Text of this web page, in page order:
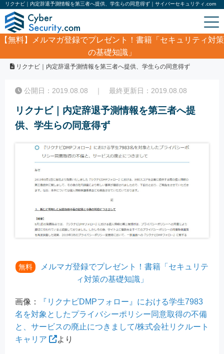
リクナビ｜内定辞退予測情報を第三者へ提供、学生らの同意得ず｜サイバーセキュリティ.com
【無料】
メルマガ登録でプレゼント！書籍「セキュリティ対策
の基礎知識」
サイバーセキュリティ・情報漏洩ニュース
リクナビ｜内定辞退予測情報を第三者へ提供、学生らの同意得ず
公開日：2019.08.08 ｜ 最終更新日：2019.08.08
リクナビ｜内定辞退予測情報を第三者へ提
供、学生らの同意得ず
無料
メルマガ登録でプレゼント！書籍「セキュリテ
ィ対策の基礎知識」
画像：
『リクナビDMPフォロー』における学生7983
名を対象としたプライバシーポリシー同意取得の不備
と、サービスの廃止につきまして/株式会社リクルート
キャリア
より